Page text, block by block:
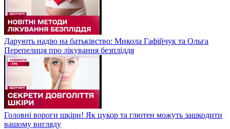
Дарують надію на батьківство: Микола Гафійчук та Ольга
Перепелиця про лікування безпліддя
Головні вороги шкіри! Як цукор та глютен можуть зашкодити
вашому вигляду